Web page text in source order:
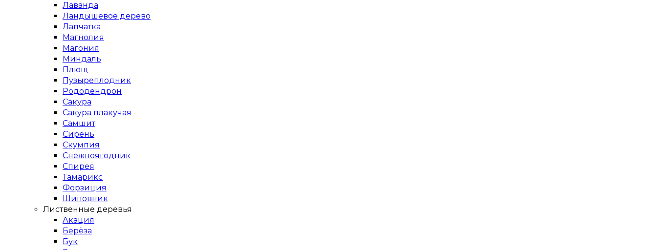
Лаванда
Ландышевое дерево
Лапчатка
Магнолия
Магония
Миндаль
Плющ
Пузыреплодник
Рододендрон
Сакура
Сакура плакучая
Самшит
Сирень
Скумпия
Снежноягодник
Спирея
Тамарикс
Форзиция
Шиповник
Лиственные деревья
Акация
Берёза
Бук